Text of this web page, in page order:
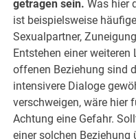
getragen sein. Was hier
ist beispielsweise
Sexualpartner,
Entstehen einer
offenen Beziehung sind
intensivere Dialoge
verschweigen, wäre hier
Achtung eine Gefahr.
einer solchen Beziehung